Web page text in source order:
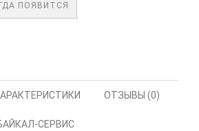
ПОЯВИТСЯ
ОТЗЫВЫ (0)
СЕРВИС